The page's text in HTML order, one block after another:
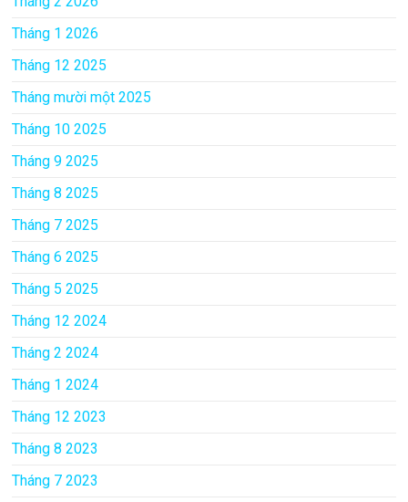
Tháng 1 2026
Tháng 12 2025
Tháng mười một 2025
Tháng 10 2025
Tháng 9 2025
Tháng 8 2025
Tháng 7 2025
Tháng 6 2025
Tháng 5 2025
Tháng 12 2024
Tháng 2 2024
Tháng 1 2024
Tháng 12 2023
Tháng 8 2023
Tháng 7 2023